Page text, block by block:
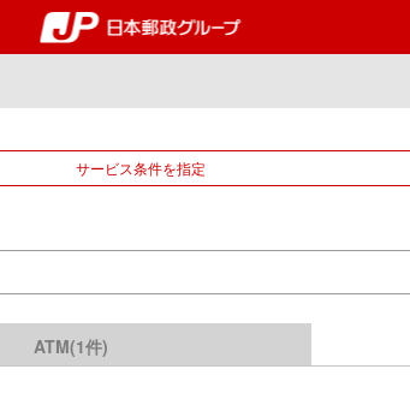
郵便局・日本郵政グループ
サービス条件を指定
ATM(1件)